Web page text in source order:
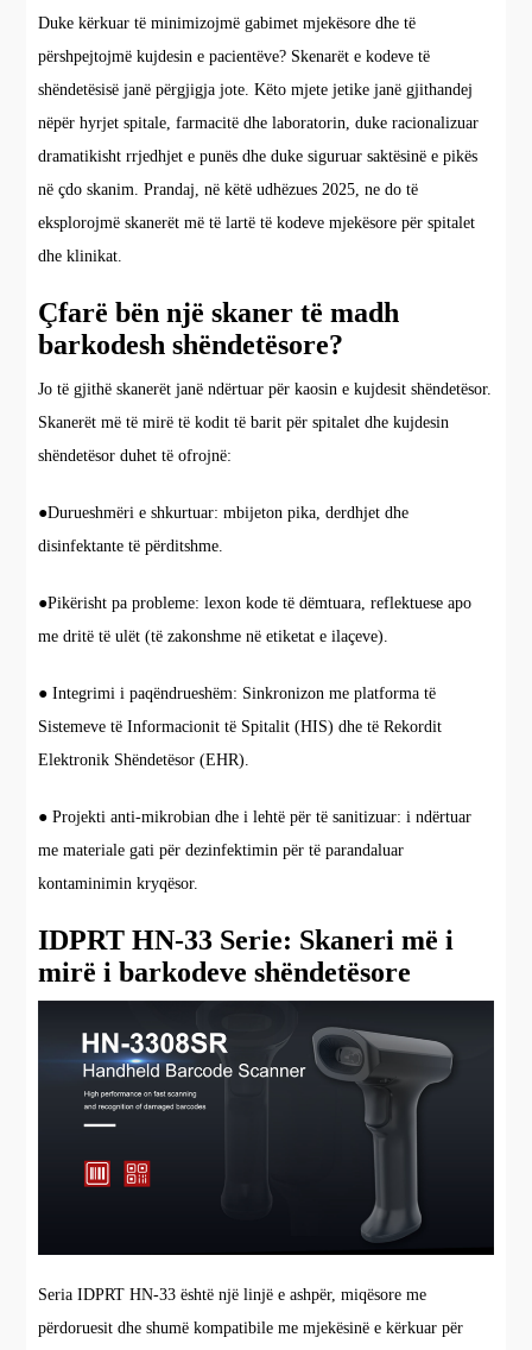
Duke kërkuar të minimizojmë gabimet mjekësore dhe të
përshpejtojmë kujdesin e pacientëve? Skenarët e kodeve të
shëndetësisë janë përgjigja jote. Këto mjete jetike janë gjithandej
nëpër hyrjet spitale, farmacitë dhe laboratorin, duke racionalizuar
dramatikisht rrjedhjet e punës dhe duke siguruar saktësinë e pikës
në çdo skanim. Prandaj, në këtë udhëzues 2025, ne do të
eksplorojmë skanerët më të lartë të kodeve mjekësore për spitalet
dhe klinikat.
Çfarë bën një skaner të madh
barkodesh shëndetësore?
Jo të gjithë skanerët janë ndërtuar për kaosin e kujdesit shëndetësor.
Skanerët më të mirë të kodit të barit për spitalet dhe kujdesin
shëndetësor duhet të ofrojnë:
●Durueshmëri e shkurtuar: mbijeton pika, derdhjet dhe
disinfektante të përditshme.
●Pikërisht pa probleme: lexon kode të dëmtuara, reflektuese apo
me dritë të ulët (të zakonshme në etiketat e ilaçeve).
● Integrimi i paqëndrueshëm: Sinkronizon me platforma të
Sistemeve të Informacionit të Spitalit (HIS) dhe të Rekordit
Elektronik Shëndetësor (EHR).
● Projekti anti-mikrobian dhe i lehtë për të sanitizuar: i ndërtuar
me materiale gati për dezinfektimin për të parandaluar
kontaminimin kryqësor.
IDPRT HN-33 Serie: Skaneri më i
mirë i barkodeve shëndetësore
Seria IDPRT HN-33 është një linjë e ashpër, miqësore me
përdoruesit dhe shumë kompatibile me mjekësinë e kërkuar për